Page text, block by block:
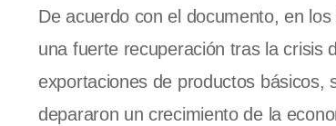
De acuerdo con el documento, en
una fuerte recuperación tras la crisis
exportaciones de productos básicos,
depararon un crecimiento de la